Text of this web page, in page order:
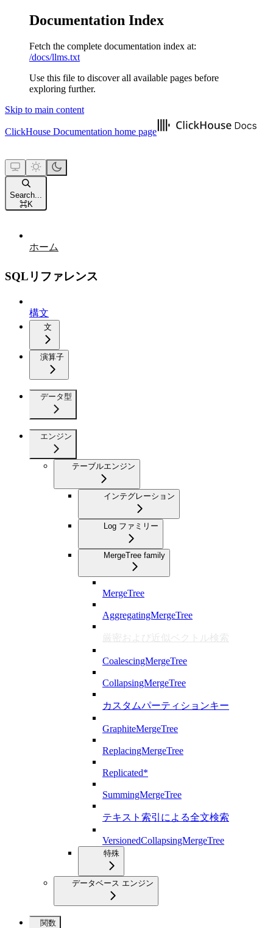
Documentation Index
Fetch the complete documentation index at:
/docs/llms.txt
Use this file to discover all available pages before
exploring further.
Skip to main content
ClickHouse Documentation home page
Search...
⌘K
ホーム
SQLリファレンス
構文
文
演算子
データ型
エンジン
テーブルエンジン
インテグレーション
Log ファミリー
MergeTree family
MergeTree
AggregatingMergeTree
厳密および近似ベクトル検索
CoalescingMergeTree
CollapsingMergeTree
カスタムパーティションキー
GraphiteMergeTree
ReplacingMergeTree
Replicated*
SummingMergeTree
テキスト索引による全文検索
VersionedCollapsingMergeTree
特殊
データベース エンジン
関数